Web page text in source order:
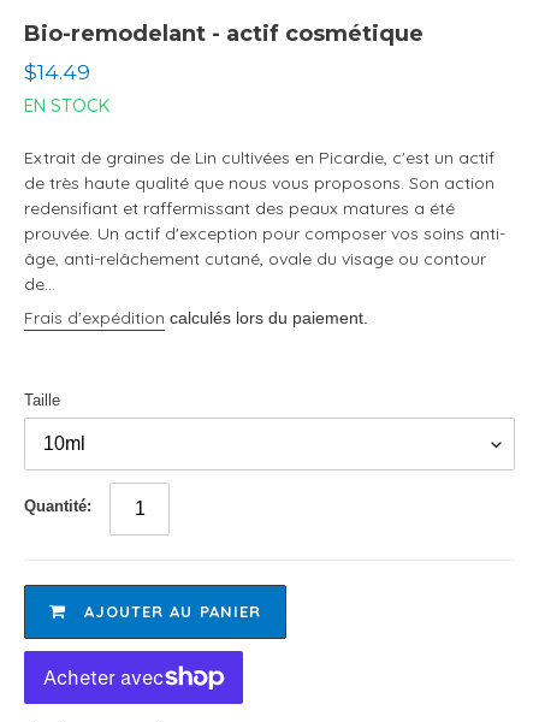
Bio-remodelant - actif cosmétique
Prix
normal
$14.49
EN STOCK
Extrait de graines de Lin cultivées en Picardie, c'est un actif
de très haute qualité que nous vous proposons. Son action
redensifiant et raffermissant des peaux matures a été
prouvée. Un actif d'exception pour composer vos soins anti-
âge, anti-relâchement cutané, ovale du visage ou contour
de...
Frais d'expédition calculés lors du paiement.
Taille
Quantité:
AJOUTER AU PANIER